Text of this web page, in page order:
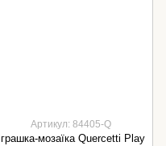
Артикул: 84405-Q
Іграшка-мозаїка Quercetti Play